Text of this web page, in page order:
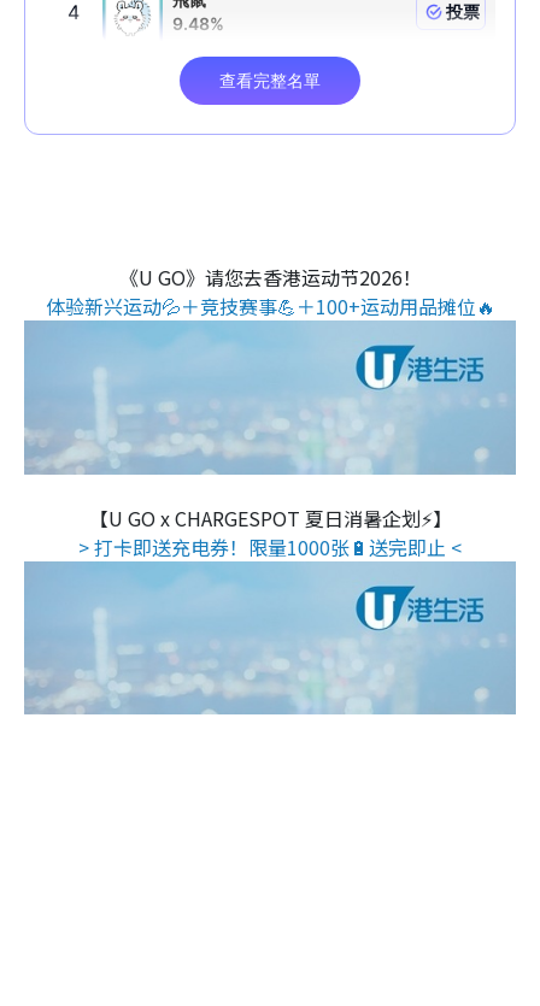
《U GO》请您去香港运动节2026！
体验新兴运动💦＋竞技赛事💪＋100+运动用品摊位🔥
【U GO x CHARGESPOT 夏日消暑企划⚡】
> 打卡即送充电券！限量1000张🔋送完即止 <